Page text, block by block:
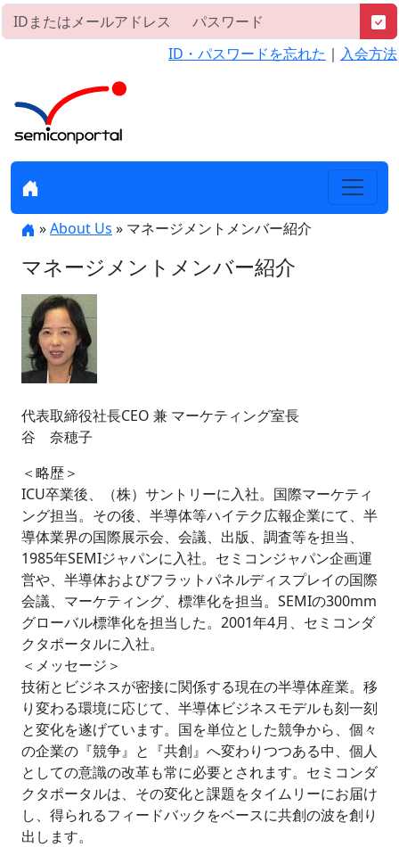
ID・パスワードを忘れた ｜ 入会方法
»About Us » マネージメントメンバー紹介
マネージメントメンバー紹介
代表取締役社長CEO 兼 マーケティング室長
谷 奈穂子
＜略歴＞
ICU卒業後、（株）サントリーに入社。国際マーケティ
ング担当。その後、半導体等ハイテク広報企業にて、半
導体業界の国際展示会、会議、出版、調査等を担当、
1985年SEMIジャパンに入社。セミコンジャパン企画運
営や、半導体およびフラットパネルディスプレイの国際
会議、マーケティング、標準化を担当。SEMIの300mm
グローバル標準化を担当した。2001年4月、セミコンダ
クタポータルに入社。
＜メッセージ＞
技術とビジネスが密接に関係する現在の半導体産業。移
り変わる環境に応じて、半導体ビジネスモデルも刻一刻
と変化を遂げています。国を単位とした競争から、個々
の企業の『競争』と『共創』へ変わりつつある中、個人
としての意識の改革も常に必要とされます。セミコンダ
クタポータルは、その変化と課題をタイムリーにお届け
し、得られるフィードバックをベースに共創の波を創り
出します。